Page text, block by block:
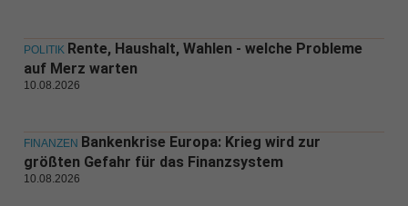
POLITIK Rente, Haushalt, Wahlen - welche Probleme
auf Merz warten
10.08.2026
FINANZEN Bankenkrise Europa: Krieg wird zur
größten Gefahr für das Finanzsystem
10.08.2026